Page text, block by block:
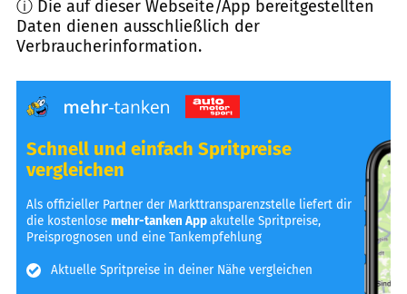
ⓘ Die auf dieser Webseite/App bereitgestellten
Daten dienen ausschließlich der
Verbraucherinformation.
Schnell und einfach Spritpreise
vergleichen
Als offizieller Partner der Markttransparenzstelle liefert dir
die kostenlosemehr-tanken Appakutelle Spritpreise,
Preisprognosen und eine Tankempfehlung
Aktuelle Spritpreise in deiner Nähe vergleichen